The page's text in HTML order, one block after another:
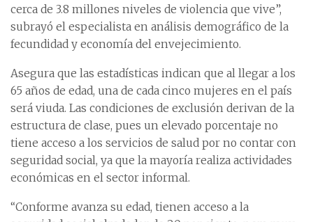
cerca de 3.8 millones niveles de violencia que vive”,
subrayó el especialista en análisis demográfico de la
fecundidad y economía del envejecimiento.
Asegura que las estadísticas indican que al llegar a los
65 años de edad, una de cada cinco mujeres en el país
será viuda. Las condiciones de exclusión derivan de la
estructura de clase, pues un elevado porcentaje no
tiene acceso a los servicios de salud por no contar con
seguridad social, ya que la mayoría realiza actividades
económicas en el sector informal.
“Conforme avanza su edad, tienen acceso a la